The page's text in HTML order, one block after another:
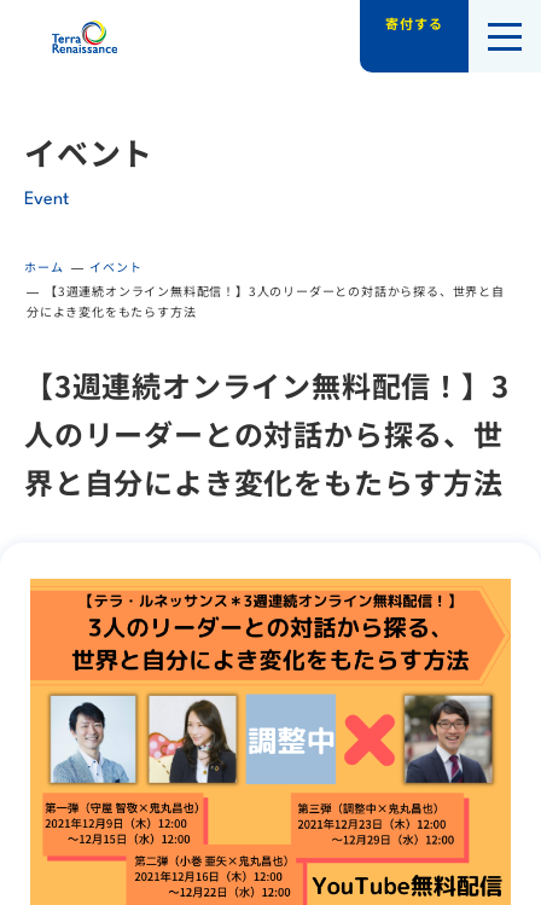
認定NPO法人テラ・ルネッサンス（平和
寄付する
イベント
Event
ホーム
イベント
【3週連続オンライン無料配信！】3人のリーダーとの対話から探る、世界と自
分によき変化をもたらす方法
【3週連続オンライン無料配信！】3
人のリーダーとの対話から探る、世
界と自分によき変化をもたらす方法